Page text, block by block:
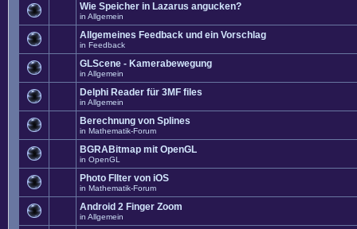
Wie Speicher in Lazarus angucken?
in Allgemein
Allgemeines Feedback und ein Vorschlag
in Feedback
GLScene - Kamerabewegung
in Allgemein
Delphi Reader für 3MF files
in Allgemein
Berechnung von Splines
in Mathematik-Forum
BGRABitmap mit OpenGL
in OpenGL
Photo FIlter von iOS
in Mathematik-Forum
Android 2 Finger Zoom
in Allgemein